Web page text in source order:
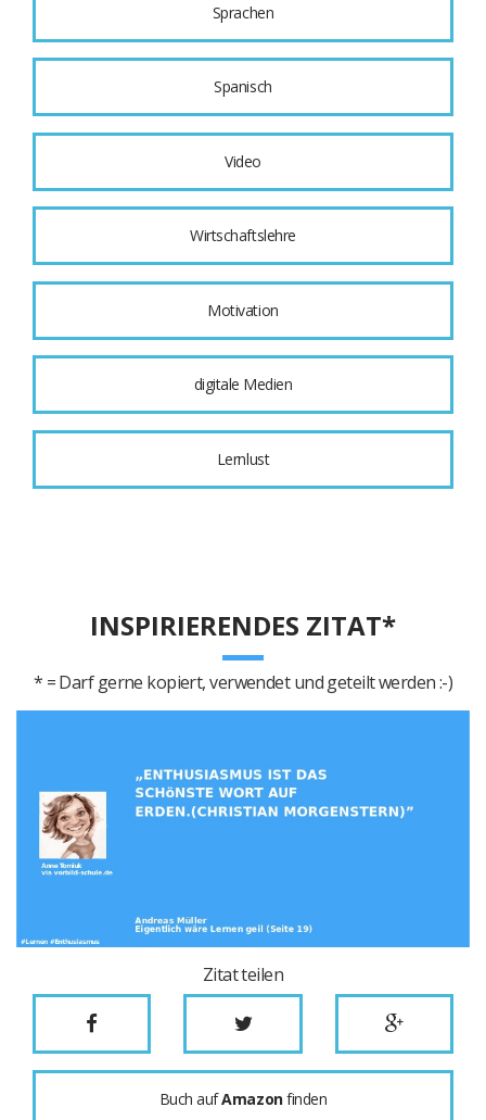
Sprachen
Spanisch
Video
Wirtschaftslehre
Motivation
digitale Medien
Lernlust
INSPIRIERENDES ZITAT*
* = Darf gerne kopiert, verwendet und geteilt werden :-)
Zitat teilen
Buch aufAmazonfinden